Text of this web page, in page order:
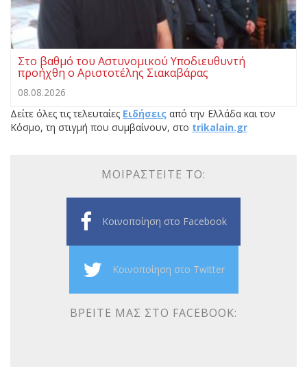
Στο βαθμό του Αστυνομικού Υποδιευθυντή
προήχθη ο Αριστοτέλης Σιακαβάρας
08.08.2026
Δείτε όλες τις τελευταίες Ειδήσεις από την Ελλάδα και τον
Κόσμο, τη στιγμή που συμβαίνουν, στο trikalain.gr
ΜΟΙΡΑΣΤΕΊΤΕ ΤΟ:
Κοινοποίηση στο Facebook
Κοινοποίηση στο Twitter
ΒΡΕΊΤΕ ΜΑΣ ΣΤΟ FACEBOOK: